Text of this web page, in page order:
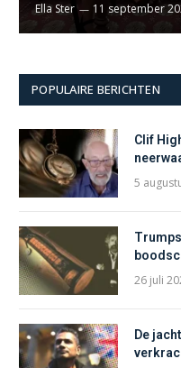
Ella Ster 11 september
POPULAIRE BERICHTEN
Clif
5
26 juli
De